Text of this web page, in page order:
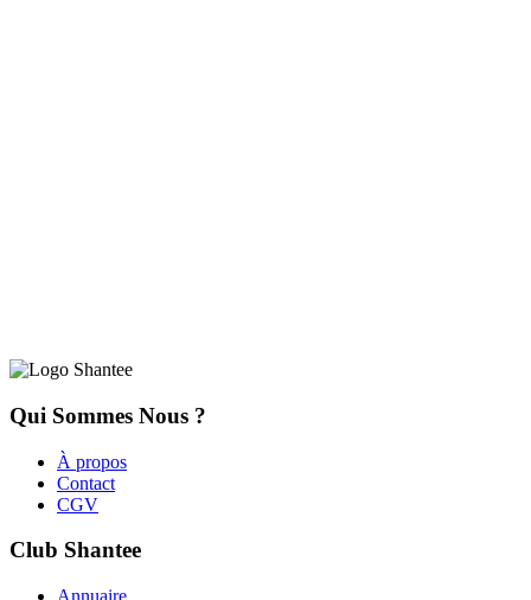
Qui Sommes Nous ?
À propos
Contact
CGV
Club Shantee